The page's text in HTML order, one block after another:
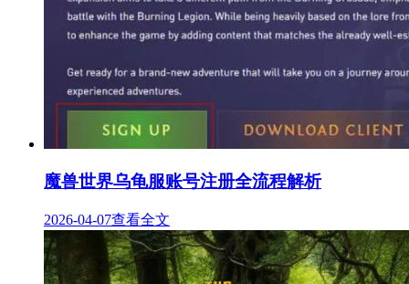
魔兽世界乌龟服账号注册全流程解析
2026-04-07查看全文